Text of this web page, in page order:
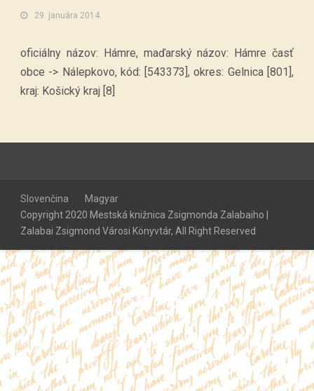
29. januára 2014.
oficiálny názov: Hámre, maďarský názov: Hámre časť
obce -> Nálepkovo, kód: [543373], okres: Gelnica [801],
kraj: Košický kraj [8]
Slovenčina
Magyar
Copyright 2020 Mestská knižnica Zsigmonda Zalabaiho |
Zalabai Zsigmond Városi Könyvtár, All Right Reserved